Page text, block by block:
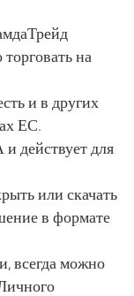
на
и в других
ЕС.
действует для
или скачать
в формате
всегда можно